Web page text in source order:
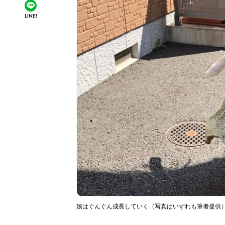
LINE!
娘はぐんぐん成長していく（写真はいずれも筆者提供